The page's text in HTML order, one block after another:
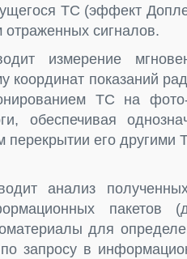
ТС (эффект
сигналов.
измерение
координат показаний
ТС на
обеспечивая
перекрытии его другими
анализ
для
запросу в